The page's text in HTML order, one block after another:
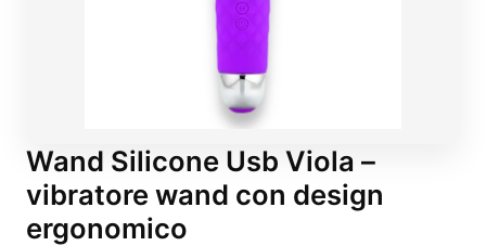
Wand Silicone Usb Viola –
vibratore wand con design
ergonomico